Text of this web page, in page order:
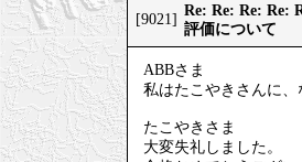
[9021]
Re: Re: Re:
評価について
ABBさま
私はたこやきさんに、
たこやきさま
大変失礼しました。